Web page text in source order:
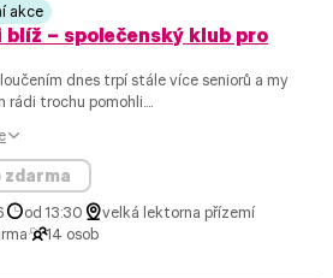
akce
blíž – společenský klub pro
dnes trpí stále více seniorů a my
rádi trochu pomohli....
zdarma
od 13:30
velká lektorna přízemí
14 osob